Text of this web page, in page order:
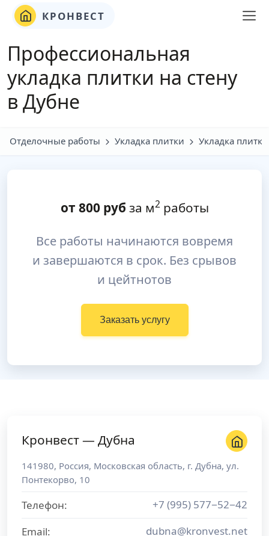
КРОНВЕСТ
Профессиональная
укладка плитки на стену
в Дубне
Отделочные работы Укладка плитки Укладка
от 800руб за м2работы
Все работы начинаются вовремя
и завершаются в срок. Без срывов
и цейтнотов
Заказать услугу
Кронвест — Дубна
141980, Россия, Московская область, г. Дубна, ул.
Понтекорво, 10
Телефон:
+7 (995) 577−52−42
Email:
dubna@kronvest.net